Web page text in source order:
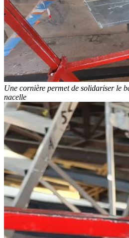
Une cornière permet de solidariser le
nacelle